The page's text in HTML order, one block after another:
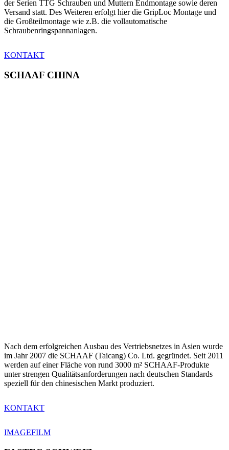
der Serien TTG Schrauben und Muttern Endmontage sowie deren
Versand statt. Des Weiteren erfolgt hier die GripLoc Montage und
die Großteilmontage wie z.B. die vollautomatische
Schraubenringspannanlagen.
KONTAKT
SCHAAF CHINA
Nach dem erfolgreichen Ausbau des Vertriebsnetzes in Asien wurde
im Jahr 2007 die SCHAAF (Taicang) Co. Ltd. gegründet. Seit 2011
werden auf einer Fläche von rund 3000 m² SCHAAF-Produkte
unter strengen Qualitätsanforderungen nach deutschen Standards
speziell für den chinesischen Markt produziert.
KONTAKT
IMAGEFILM